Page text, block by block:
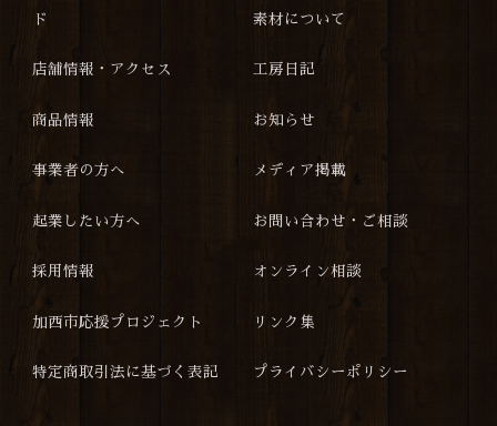
ド
素材について
店舗情報・アクセス 工房日記
商品情報 お知らせ
事業者の方へ メディア掲載
起業したい方へ お問い合わせ・ご相談
採用情報 オンライン相談
加西市応援プロジェクト リンク集
特定商取引法に基づく表記 プライバシーポリシー